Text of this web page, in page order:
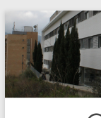
Skip
to
content